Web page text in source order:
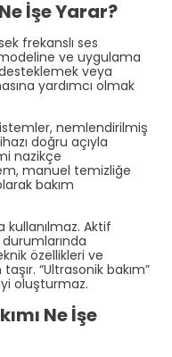
İşe Yarar?
frekanslı ses
ve uygulama
veya
yardımcı olmak
nemlendirilmiş
doğru açıyla
nazikçe
manuel temizliğe
bakım
kullanılmaz. Aktif
özellikleri ve
“Ultrasonik bakım”
oluşturmaz.
Ne İşe